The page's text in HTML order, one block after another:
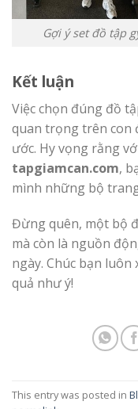
Gợi ý set đồ tập
Kết luận
Việc chọn đúng đồ
quan trọng trên con
ước. Hy vọng rằng
tapgiamcan.com,
mình những bộ
Đừng quên, một bộ
mà còn là nguồn
ngày. Chúc bạn
quả như ý!
This entry was posted in